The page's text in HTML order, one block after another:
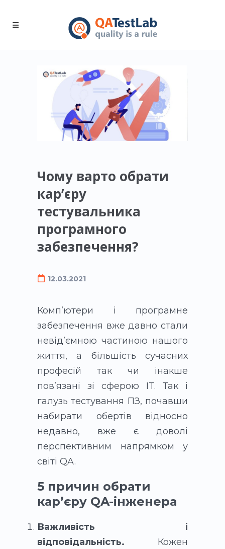
Чому варто обрати
кар’єру
тестувальника
програмного
забезпечення?
12.03.2021
Комп’ютери і програмне
забезпечення вже давно стали
невід’ємною частиною нашого
життя, а більшість сучасних
професій так чи інакше
пов’язані зі сферою IT. Так і
галузь тестування ПЗ, почавши
набирати обертів відносно
недавно, вже є доволі
перспективним напрямком у
світі QA.
5 причин обрати
кар’єру QA-інженера
Важливість і
відповідальність. Кожен